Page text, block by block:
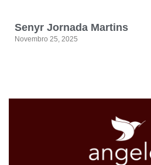
Senyr Jornada Martins
Novembro 25, 2025